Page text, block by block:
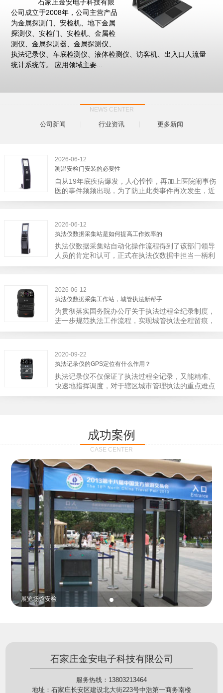
石家庄金安电子科技有限
公司成立于2008年，公司主营产品
为金属探测门、安检机、地下金属
探测仪、安检门、安检机、金属检
测仪、金属探测器、金属探测仪、
执法记录仪、车底检测仪、液体检测仪、访客机、出入口人流量
统计系统等。 应用领域主要...
NEWS CENTER
公司新闻 行业资讯 更多新闻
2026-06-12
测温安检门安装的必要性
自从19年底疾病爆发，人心惶惶，再加上医院闹事伤
医的事件频频出现，为了防止此类事件再次发生，近
日，广西南宁市卫建委发出通知，要求当地市属各三
大体只有两个，其一，安装安检门是否会激化矛盾。
其二，安装安检门可以防范于未然。1月6号当天，南
宁市第二医院刚试行安检的首日，检查出10多把各类
刀具和一把管制类刀具。近来伤医事件屡屡发生，安
装安检门可以缓解医生安全感不足的问题，同时安检
2026-06-12
执法仪数据采集站是如何提高工作效率的
执法仪数据采集站自动化操作流程得到了该部门领导
人员的肯定和认可，正式在执法仪数据中担当一柄利
剑。 执法仪数据采集站对于执法仪数据资料的管理
备能自动读取目标对象，并同步到采集站中，此外设
备具有断点续传的功能，如果碰到网络故障，可以从
已经上传或下载的部分开始继续上传下载未完成的部
分，而没有必要从头开始上传下载，能节省时间，提
高速度。再者待数据传输完毕之后，执法仪数据采集
下次直接使用，提高执法仪数据效率。执法仪数据采
集站还具有强大的数据存储管理系统，后台统计不同
上传时段、不同重要级别的数据，将统计结果以图表
或者报表的形式呈现；设备设置有用户操作权限管
理，自动将用户警员编号与执法仪编号绑定，保障数
据的合法性，同时系统可设置每个警员的权限，明确
2026-06-12
执法仪数据采集工作站，城管执法新帮手
为贯彻落实国务院办公厅关于执法过程全纪录制度，
进一步规范执法工作流程，实现城管执法全程留痕，
深入推进执法队伍规范化建设，给城管执法工作添加
止了双方矛盾的发生。现在有了执法仪数据采集工作
站，执法队员的担忧便得到有效的解决。每个采集工
作站可支持多台执法记录仪设备同时上传数据，队员
当天使用当天上传，通过数据线接入到采集工作站，
它会自动读取所有的视频、音频、图片、日志等信
作站也能自动为执法记录仪充充电、校校时，做执法
记录仪的贴心小"保姆"。随着群众法律意识的逐步提
高，行政执法行为更加"阳光、透明"，通过工作站可
以随时调取证据视频，精准查阅现场资料，直戳了当
的展示给行政相对人看，有效的减少了行政相对人对
城管执法行为的误解，树立了执法的公信力。
2020-09-22
执法记录仪的GPS定位有什么作用？
执法记录仪不仅保证了执法过程全记录，又能精准、
快速地指挥调度，对于辖区城市管理执法的重点难点
也能一目了然，在城市管理工作信息化中发挥着重要
定位模块，可通过移动网络将位置信息实时发送到监
控中心，在平台的电子地图上显示出设备的具体位
置，实时查看执法人员到岗情况及根据执法环境迅速
调配周边执法人员。同时，内置NFC芯片，可支持身
份证查验等拓展功能，在实战中发挥着重要的作用，
能广泛应用于交警公安执法、卫生监督、城管执法、
海关执法、路政、质量监督、林业园林、消防、质量
监督、公路铁路等各个领域。
成功案例
CASE CENTER
贵重金属防盗
石家庄金安电子科技有限公司
服务热线：13803213464
地址：石家庄长安区建设北大街223号中浩第一商务南楼